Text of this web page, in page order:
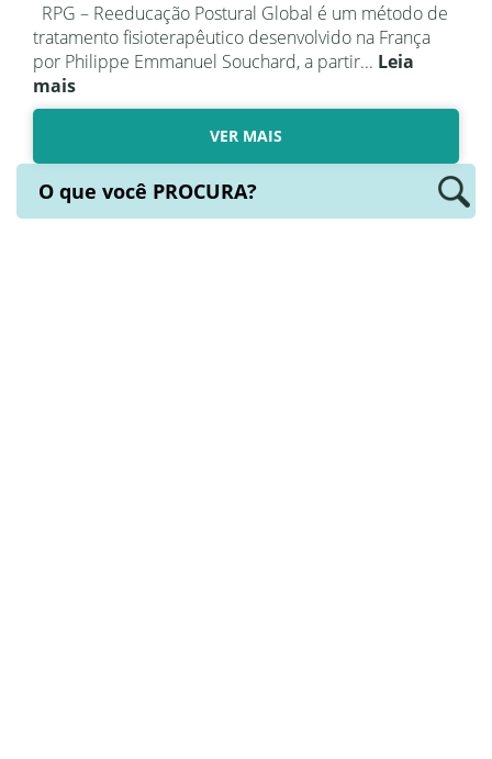
RPG – Reeducação Postural Global é um método de
tratamento fisioterapêutico desenvolvido na França
por Philippe Emmanuel Souchard, a partir... Leia
mais
VER MAIS
O que você PROCURA?